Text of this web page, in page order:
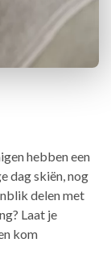
hebben een
dag skiën, nog
delen met
Laat je
kom